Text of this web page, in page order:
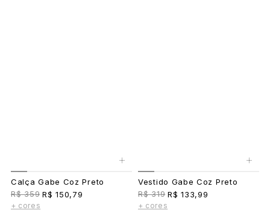
+
Calça Gabe Coz Preto
R$ 359 R$ 150,79
+ cores
+
Vestido Gabe Coz Preto
R$ 319 R$ 133,99
+ cores